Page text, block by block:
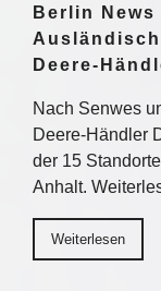
Berlin
Deere-
Nach Senwes
Deere-Händler
der 15
Anhalt.
Weiterlesen